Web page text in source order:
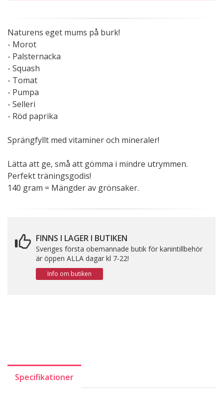
Naturens eget mums på burk!
- Morot
- Palsternacka
- Squash
- Tomat
- Pumpa
- Selleri
- Röd paprika
Sprängfyllt med vitaminer och mineraler!
Lätta att ge, små att gömma i mindre utrymmen.
Perfekt träningsgodis!
140 gram = Mängder av grönsaker.
FINNS I LAGER I BUTIKEN
Sveriges första obemannade butik för kanintillbehör
är öppen ALLA dagar kl 7-22!
Info om butiken
Specifikationer